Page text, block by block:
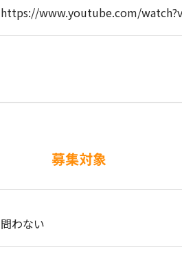
https://www.youtube.com/
募集対象
問わない